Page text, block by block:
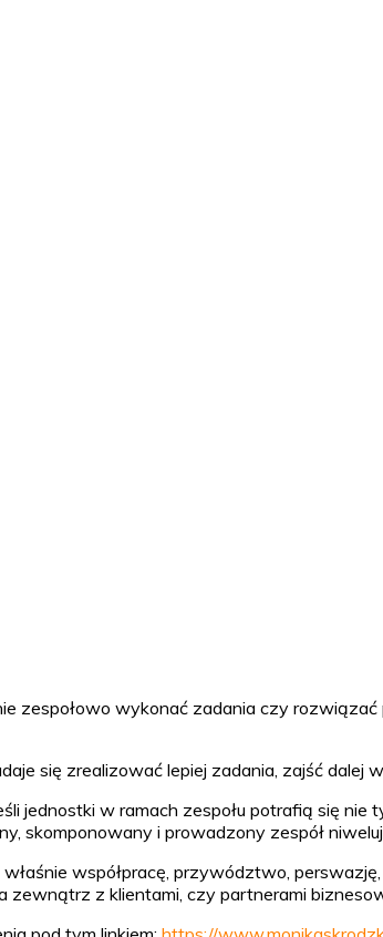
zespołowo wykonać zadania czy
się zrealizować lepiej zadania, zajść dalej
jednostki w ramach zespołu potrafią się nie
skomponowany i prowadzony zespół
współpracę, przywództwo,
zewnątrz z klientami, czy partnerami